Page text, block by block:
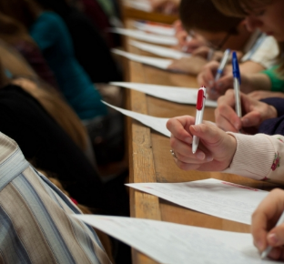
«Ночь музеев» «Город
Лофт «Трава»
В ходе квеста обитающие в лофте
поделятся своими секретами, а
заработать деньги с помощью